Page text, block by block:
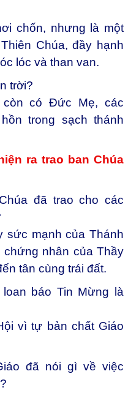
chốn, nhưng là một
Chúa, đầy hạnh
lóc và than van.
trời?
còn có Đức Mẹ, các
trong sạch thánh
ra trao ban Chúa
đã trao cho các
sức mạnh của Thánh
nhân của Thầy
tân cùng trái đất.
báo Tin Mừng là
vì tự bản chất Giáo
đã nói gì về việc